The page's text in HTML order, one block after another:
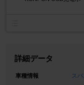
詳細データ
車種情報
ス